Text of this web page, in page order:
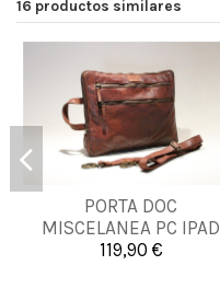
16 productos similares
PORTA DOC
MISCELANEA PC IPAD
CUERO
119,90 €
UNICA
Añadir al carrito